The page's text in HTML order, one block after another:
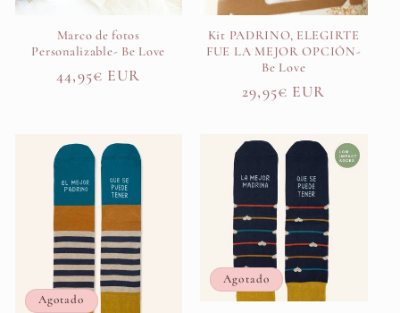
Marco de fotos
Personalizable- Be Love
Precio
44,95€ EUR
Kit PADRINO, ELEGIRTE
FUE LA MEJOR OPCIÓN-
Be Love
Precio
29,95€ EUR
Agotado
Agotado